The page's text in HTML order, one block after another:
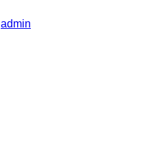
admin